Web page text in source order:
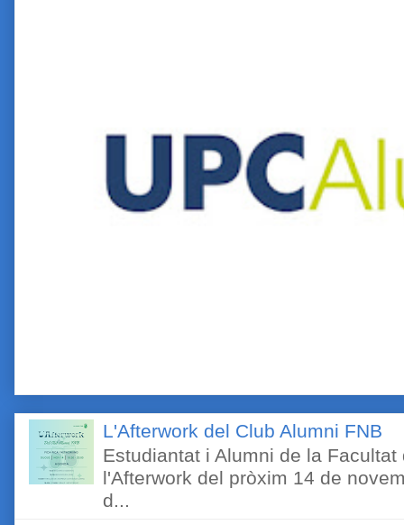
L'Afterwork del Club Alumni FNB
Estudiantat i Alumni de la
l'Afterwork del pròxim 14 de
d...